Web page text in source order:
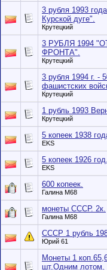
3 рубля 1993
Курской дуге".
Крутецкий
3 РУБЛЯ 1994
ФРОНТА".
Крутецкий
3 рубля 1994 г. -
фашистских
Крутецкий
1 рубль 1993
Крутецкий
5 копеек 1938
EKS
5 копеек 1926 год.
EKS
600 копеек.
Галина М68
монеты СССР. 2к.
Галина М68
СССР 1 рубль
Юрий 61
Монеты 1
шт.Одним лотом.